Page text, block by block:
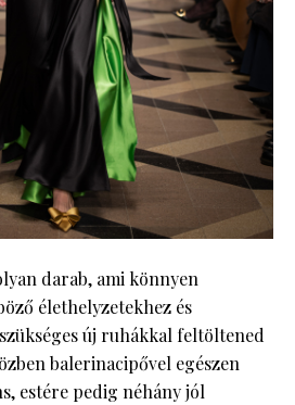
darab, ami könnyen
élethelyzetekhez és
új ruhákkal feltöltened
balerinacipővel egészen
estére pedig néhány jól